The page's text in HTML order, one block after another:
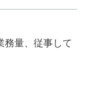
務量、従事して